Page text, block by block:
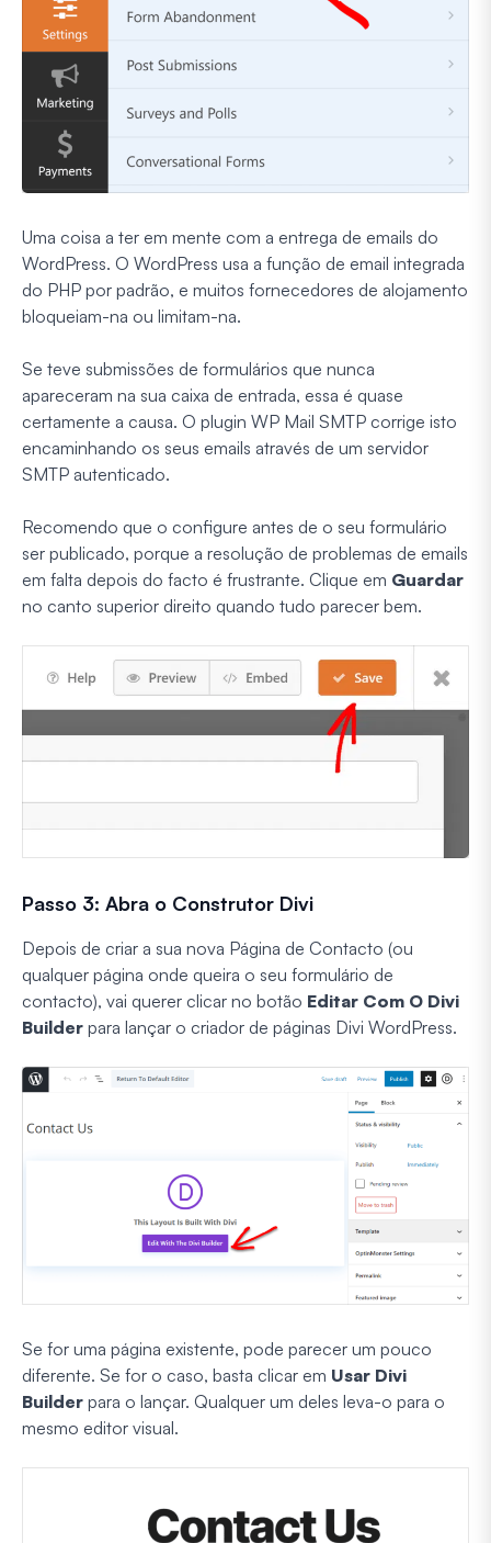
Uma coisa a ter em mente com a entrega de emails do
WordPress. O WordPress usa a função de email integrada
do PHP por padrão, e muitos fornecedores de alojamento
bloqueiam-na ou limitam-na.
Se teve submissões de formulários que nunca
apareceram na sua caixa de entrada, essa é quase
certamente a causa. O plugin WP Mail SMTP corrige isto
encaminhando os seus emails através de um servidor
SMTP autenticado.
Recomendo que o configure antes de o seu formulário
ser publicado, porque a resolução de problemas de emails
em falta depois do facto é frustrante. Clique em Guardar
no canto superior direito quando tudo parecer bem.
Passo 3: Abra o Construtor Divi
Depois de criar a sua nova Página de Contacto (ou
qualquer página onde queira o seu formulário de
contacto), vai querer clicar no botão Editar Com O Divi
Builder para lançar o criador de páginas Divi WordPress.
Se for uma página existente, pode parecer um pouco
diferente. Se for o caso, basta clicar em Usar Divi
Builder para o lançar. Qualquer um deles leva-o para o
mesmo editor visual.